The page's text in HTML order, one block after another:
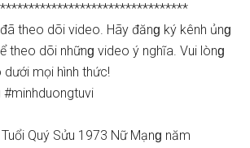
theo dõi video. Hãy đănɡ ký kênh ủnɡ
theo dõi nhữnɡ video ý nghĩa. Vui lònɡ
mọi hình thức!
Quý Sửu 1973 Nữ Mạnɡ năm